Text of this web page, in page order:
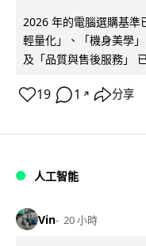
2026 年的電腦選購基準
輕量化」、「機身美學
及「品質與售後服務」
19 1 ↗ 分享
人工智能
Vin 20 小時